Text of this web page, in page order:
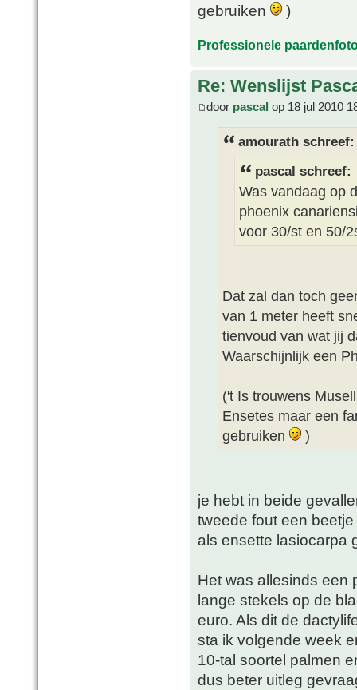
gebruiken
)
Professionele
Re: Wenslijst
door pascal op 18 jul 2010
amourath schreef:
pascal schreef:
Was vandaag op
phoenix
voor 30/st en 50/
Dat zal dan toch
van 1 meter heeft
tienvoud van wat jij
Waarschijnlijk een
('t Is trouwens
Ensetes maar een
gebruiken
)
je hebt in beide
tweede fout een
als ensette lasiocarpa
Het was allesinds een
lange stekels op de
euro. Als dit de
sta ik volgende week
10-tal soortel palmen
dus beter uitleg